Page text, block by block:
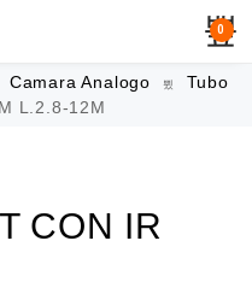
0
Camara Analogo
Tubo
L.2.8-12M
CON IR